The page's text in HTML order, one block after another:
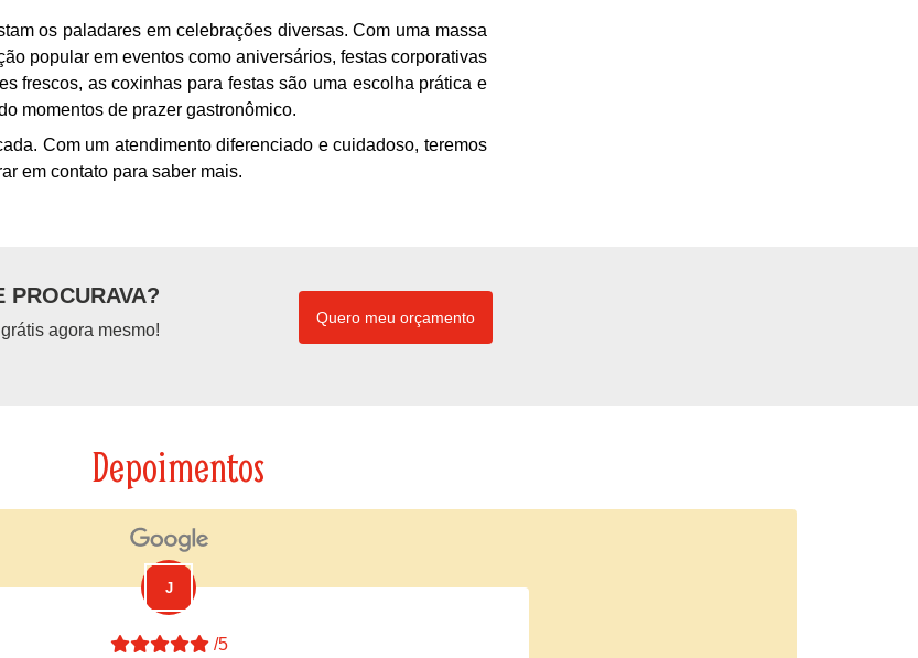
os paladares em celebrações diversas. Com uma massa
popular em eventos como aniversários, festas corporativas
frescos, as coxinhas para festas são uma escolha prática e
momentos de prazer gastronômico.
Com um atendimento diferenciado e cuidadoso, teremos
em contato para saber mais.
PROCURAVA?
agora mesmo!
Quero meu orçamento
Depoimentos
/5